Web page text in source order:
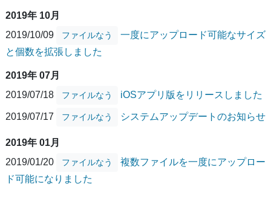
2019年 10月
2019/10/09
ファイルなう
一度にアップロード可能なサイズ
と個数を拡張しました
2019年 07月
2019/07/18
ファイルなう iOSアプリ版をリリースしました
2019/07/17 ファイルなう システムアップデートのお知らせ
2019年 01月
2019/01/20
ファイルなう
複数ファイルを一度にアップロー
ド可能になりました